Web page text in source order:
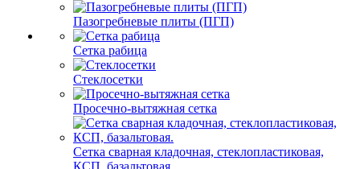
Пазогребневые плиты (ПГП)
Сетка рабица
Стеклосетки
Просечно-вытяжная сетка
Сетка сварная кладочная, стеклопластиковая,
КСП, базальтовая.